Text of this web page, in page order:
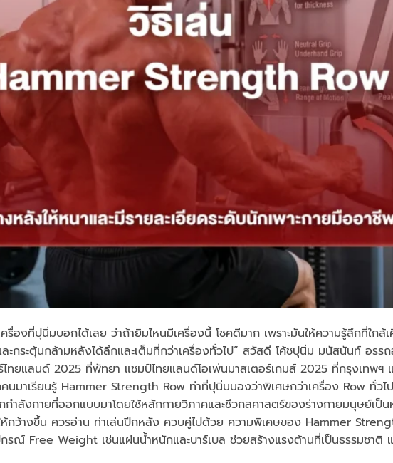
องที่ปุนิ่มบอกได้เลย ว่าถ้ายิมไหนมีเครื่องนี้ โชคดีมาก เพราะมันให้ความรู้สึกที่ใกล้
กระตุ้นกล้ามหลังได้ลึกและเต็มที่กว่าเครื่องทั่วไป” สวัสดี โค้ชปุนิ่ม มนัสนันท์ อรร
ไทยแลนด์ 2025 ที่พัทยา แชมป์ไทยแลนด์โอเพ่นมาสเตอร์เกมส์ 2025 ที่กรุงเทพฯ
มาเรียนรู้ Hammer Strength Row ท่าที่ปุนิ่มมองว่าพิเศษกว่าเครื่อง Row ทั่วไ
ำลังกายที่ออกแบบมาโดยใช้หลักกายวิภาคและชีวกลศาสตร์ของร่างกายมนุษย์เป็น
ว้างขึ้น ควรอ่าน ท่าเล่นปีกหลัง ควบคู่ไปด้วย ความพิเศษของ Hammer
ณ์ Free Weight เช่นแผ่นน้ำหนักและบาร์เบล ช่วยสร้างแรงต้านที่เป็นธรรมชาติ